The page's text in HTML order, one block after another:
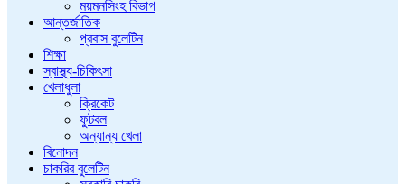
ময়মনসিংহ বিভাগ
আন্তর্জাতিক
প্রবাস বুলেটিন
শিক্ষা
স্বাস্থ্য-চিকিৎসা
খেলাধুলা
ক্রিকেট
ফুটবল
অন্যান্য খেলা
বিনোদন
চাকরির বুলেটিন